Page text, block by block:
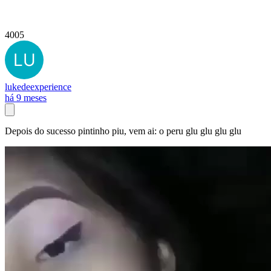
4005
lukedeexperience
há 9 meses
Depois do sucesso pintinho piu, vem ai: o peru glu glu glu glu